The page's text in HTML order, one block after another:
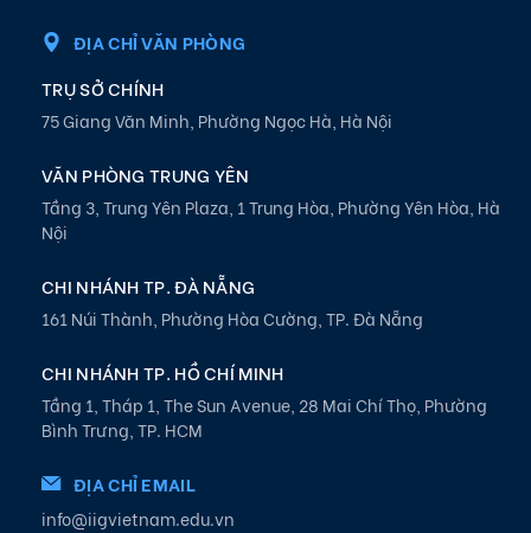
ĐỊA CHỈ VĂN PHÒNG
TRỤ SỞ CHÍNH
75 Giang Văn Minh, Phường Ngọc Hà, Hà Nội
VĂN PHÒNG TRUNG YÊN
Tầng 3, Trung Yên Plaza, 1 Trung Hòa, Phường Yên Hòa, Hà
Nội
CHI NHÁNH TP. ĐÀ NẴNG
161 Núi Thành, Phường Hòa Cường, TP. Đà Nẵng
CHI NHÁNH TP. HỒ CHÍ MINH
Tầng 1, Tháp 1, The Sun Avenue, 28 Mai Chí Thọ, Phường
Bình Trưng, TP. HCM
ĐỊA CHỈ EMAIL
info@iigvietnam.edu.vn